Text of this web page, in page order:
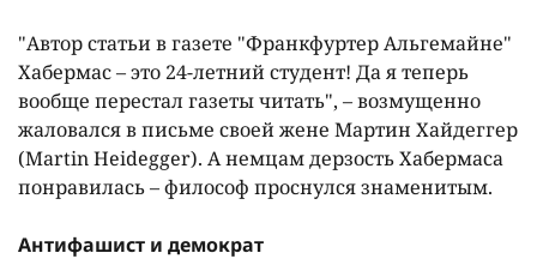
"Автор статьи в газете "Франкфуртер Альгемайне"
Хабермас – это 24-летний студент! Да я теперь
вообще перестал газеты читать", – возмущенно
жаловался в письме своей жене Мартин Хайдеггер
(Martin Heidegger). А немцам дерзость Хабермаса
понравилась – философ проснулся знаменитым.
Антифашист и демократ